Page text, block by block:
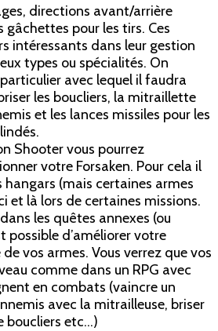
directions avant/arrière
pour les tirs. Ces
intéressants dans leur gestion
types ou spécialités. On
avec lequel il faudra
les boucliers, la mitraillette
et les lances missiles pour les
Shooter vous pourrez
votre Forsaken. Pour cela il
(mais certaines armes
et là lors de certaines missions.
les quêtes annexes (ou
possible d’améliorer votre
vos armes. Vous verrez que vos
comme dans un RPG avec
en combats (vaincre un
avec la mitrailleuse, briser
boucliers etc…)